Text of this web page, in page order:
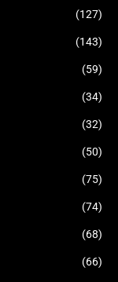
(127)
(143)
(59)
(34)
(32)
(50)
(75)
(74)
(68)
(66)